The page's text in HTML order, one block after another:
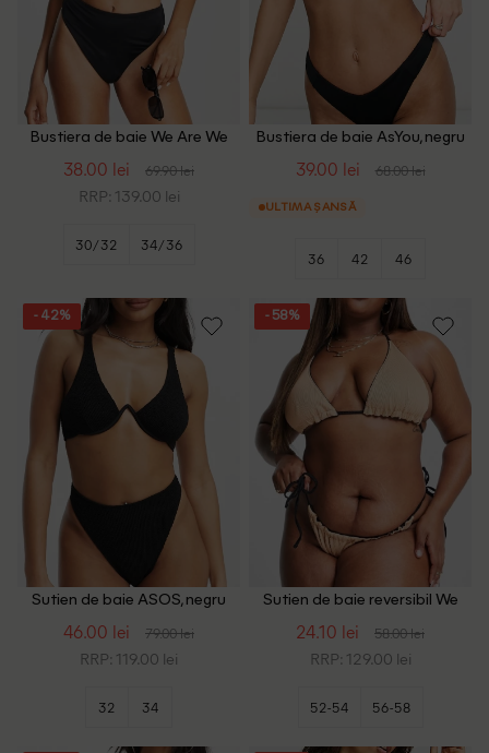
Bustiera de baie We Are We
38.00 lei 69.90 lei
RRP: 139.00 lei
30/32 34/36
Bustiera de baie AsYou, negru
39.00 lei 68.00 lei
ULTIMA ȘANSĂ
36 42 46
- 42%
Sutien de baie ASOS, negru
46.00 lei 79.00 lei
RRP: 119.00 lei
32 34
- 58%
Sutien de baie reversibil We
negru/maro
24.10 lei 58.00 lei
RRP: 129.00 lei
52-54 56-58